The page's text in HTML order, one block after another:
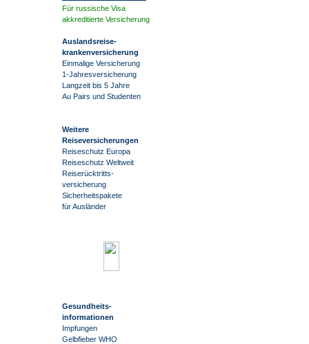
Für russische Visa
akkreditierte Versicherung
Auslandsreise-
krankenversicherung
Einmalige Versicherung
1-Jahresversicherung
Langzeit bis 5 Jahre
Au Pairs und Studenten
Weitere
Reiseversicherungen
Reiseschutz Europa
Reiseschutz Weltweit
Reiserücktritts-
versicherung
Sicherheitspakete
für Ausländer
Gesundheits-
informationen
Impfungen
Gelbfieber WHO